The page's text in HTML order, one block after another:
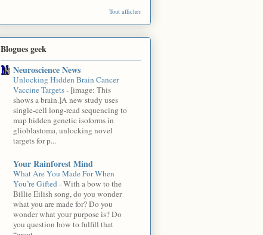
Tout afficher
Blogues geek
Neuroscience News
Unlocking Hidden Brain Cancer
Vaccine Targets- [image: This
shows a brain.]A new study uses
single-cell long-read sequencing to
map hidden genetic isoforms in
glioblastoma, unlocking novel
targets for p...
Your Rainforest Mind
What Are You Made For When
You’re Gifted-With a bow to the
Billie Eilish song, do you wonder
what you are made for? Do you
wonder what your purpose is? Do
you question how to fulfill that